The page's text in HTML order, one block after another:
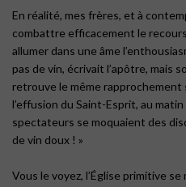
En réalité, mes frères, et à
combattre efficacement le
allumer dans une âme
pas de vin, écrivait l’apôtre, mais
retrouve le même
l’effusion du Saint-Esprit, au
spectateurs se moquaient des
de vin doux ! »
Vous le voyez, l’Église primitive